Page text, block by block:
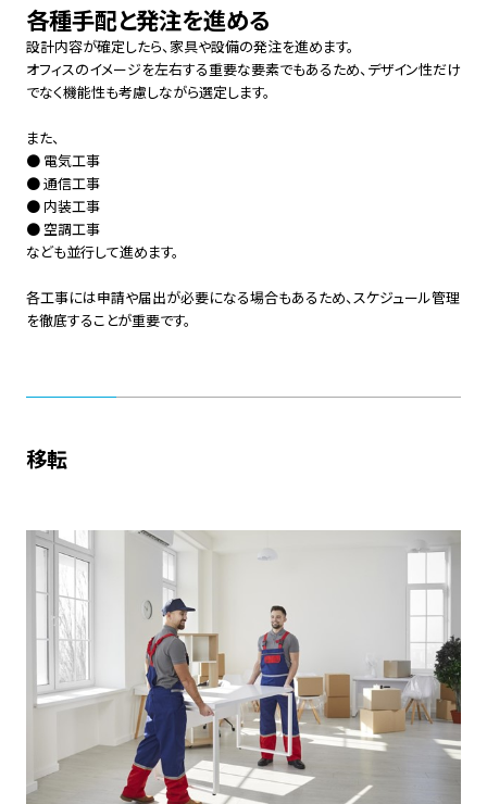
各種手配と発注を進める
設計内容が確定したら、家具や設備の発注を進めます。
オフィスのイメージを左右する重要な要素でもあるため、デザイン性だけ
でなく機能性も考慮しながら選定します。
また、
● 電気工事
● 通信工事
● 内装工事
● 空調工事
なども並行して進めます。
各工事には申請や届出が必要になる場合もあるため、スケジュール管理
を徹底することが重要です。
移転